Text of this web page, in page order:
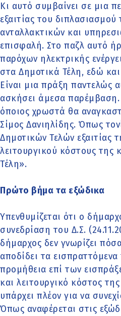
Κι αυτό συμβαίνει σε μια
εξαιτίας του
ανταλλακτικών και
επισφαλή. Στο παζλ αυτό
παρόχων ηλεκτρικής
στα Δημοτικά Τέλη, εδώ
Είναι μια πράξη παντελώς
ασκήσει άμεσα παρέμβαση.
όποιος χρωστά θα
Σίμος Δανιηλίδης. Όπως
Δημοτικών Τελών εξαιτίας
λειτουργικού κόστους
Τέλη».
Πρώτο βήμα τα εξώδικα
Υπενθυμίζεται ότι ο
συνεδρίαση του Δ.Σ.
δήμαρχος δεν γνωρίζει
αποδίδει τα
προμήθεια επί των
και λειτουργικό κόστος
υπάρχει πλέον για να
Όπως αναφέρεται στις